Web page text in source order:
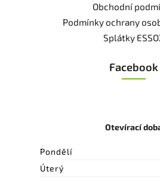
Obchodní
Podmínky ochrany
Splátky
Facebook
Otevírací
Pondělí
Úterý